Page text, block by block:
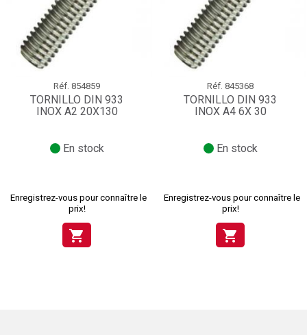
Réf. 854859
TORNILLO DIN 933
INOX A2 20X130
En stock
Enregistrez-vous pour connaître le
prix!
shopping_cart
Réf. 845368
TORNILLO DIN 933
INOX A4 6X 30
En stock
Enregistrez-vous pour connaître le
prix!
shopping_cart